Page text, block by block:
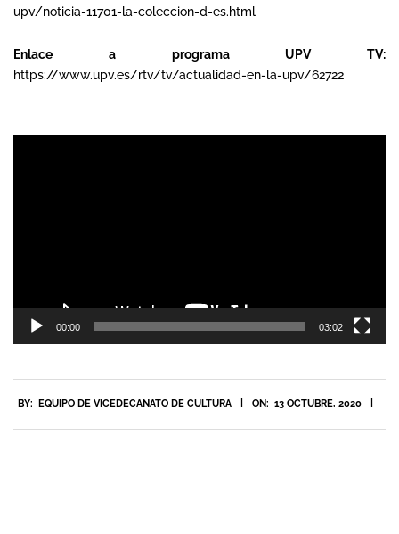
upv/noticia-11701-la-coleccion-d-es.html
Enlace a programa UPV TV:
https://www.upv.es/rtv/tv/actualidad-en-la-upv/62722
00:00 03:02
10-
13
BY: EQUIPO DE VICEDECANATO DE CULTURA ON: 13 OCTUBRE, 2020